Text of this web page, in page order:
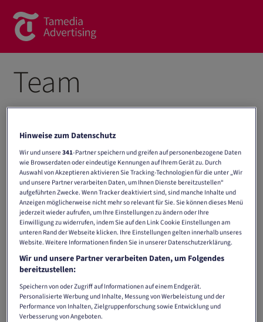
Brands
Commercial Content
News
Contact
About us
Contact form
Team
Team
All Locations
All Brands
All Sales Teams
Reset filter
Hinweise zum Datenschutz
Wir und unsere341-Partner speichern und greifen auf personenbezogene Daten
wie Browserdaten oder eindeutige Kennungen auf Ihrem Gerät zu. Durch
Auswahl von Akzeptieren aktivieren Sie Tracking-Technologien für die unter „Wir
und unsere Partner verarbeiten Daten, um Ihnen Dienste bereitzustellen“
aufgeführten Zwecke. Wenn Tracker deaktiviert sind, sind manche Inhalte und
Anzeigen möglicherweise nicht mehr so relevant für Sie. Sie können dieses Menü
jederzeit wieder aufrufen, um Ihre Einstellungen zu ändern oder Ihre
Einwilligung zu widerrufen, indem Sie auf den Link Cookie Einstellungen am
unteren Rand der Webseite klicken. Ihre Einstellungen gelten innerhalb unseres
Website. Weitere Informationen finden Sie in unserer Datenschutzerklärung.
Wir und unsere Partner verarbeiten Daten, um Folgendes
bereitzustellen:
Speichern von oder Zugriff auf Informationen auf einem Endgerät.
Personalisierte Werbung und Inhalte, Messung von Werbeleistung und der
Performance von Inhalten, Zielgruppenforschung sowie Entwicklung und
Verbesserung von Angeboten.